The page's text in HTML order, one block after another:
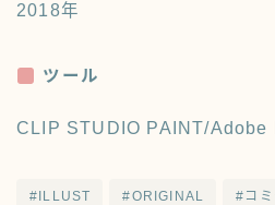
2018年
ツール
CLIP STUDIO PAINT/Adobe
#ILLUST #ORIGINAL #コミ